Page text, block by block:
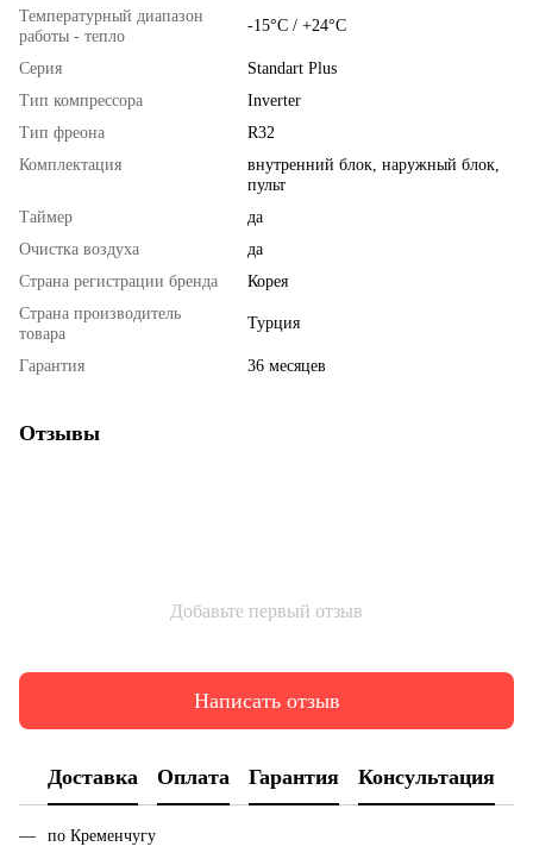
Температурный диапазон
работы - тепло
-15°С / +24°С
Серия
Standart Plus
Тип компрессора
Inverter
Тип фреона
R32
Комплектация
внутренний блок, наружный блок,
пульт
Таймер
да
Очистка воздуха
да
Страна регистрации бренда
Корея
Страна производитель
товара
Турция
Гарантия 36 месяцев
Отзывы
Добавьте первый отзыв
Написать отзыв
Доставка Оплата Гарантия Консультация
по Кременчугу